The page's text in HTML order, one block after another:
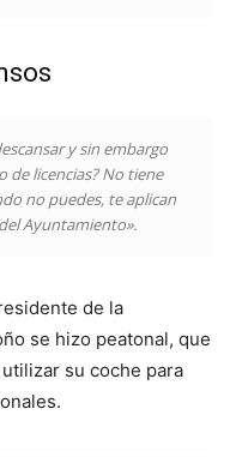
y sin embargo
licencias? No tiene
no puedes, te aplican
Ayuntamiento».
de la
se hizo peatonal, que
su coche para